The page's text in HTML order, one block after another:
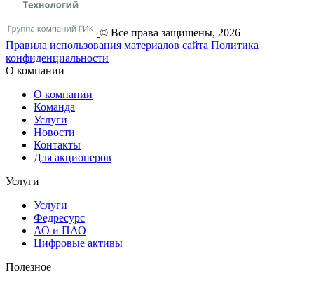
© Все права защищены, 2026
Правила использования материалов сайта Политика
конфиденциальности
О компании
О компании
Команда
Услуги
Новости
Контакты
Для акционеров
Услуги
Услуги
Федресурс
АО и ПАО
Цифровые активы
Полезное